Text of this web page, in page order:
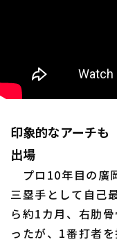
印象的なアーチ
出場
プロ10年目の廣
三塁手として自己
ら約1カ月、右肋
ったが、1番打者